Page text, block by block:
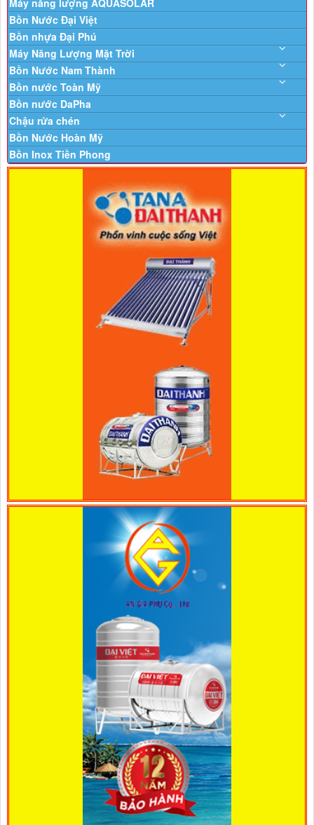
Máy năng lượng AQUASOLAR
Bồn Nước Đại Việt
Bồn nhựa Đại Phú
Máy Năng Lượng Mặt Trời
Bồn Nước Nam Thành
Bồn nước Toàn Mỹ
Bồn nước DaPha
Chậu rửa chén
Bồn Nước Hoàn Mỹ
Bồn Inox Tiền Phong